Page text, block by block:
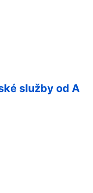
služby od A